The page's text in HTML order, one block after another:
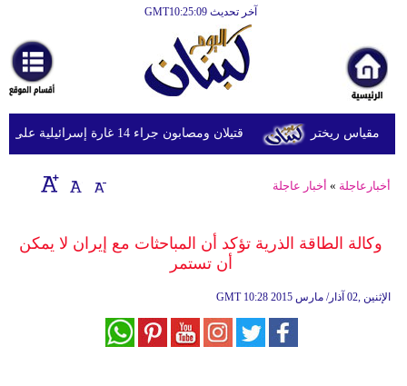
آخر تحديث GMT10:25:09
أخبارعاجلة
رياضة
ثقافة
إقتصاد
وموسيقى
قتيلان ومصابون جراء 14 غارة إسرائيلية على شرق وجنوب لبنان
أخبارعاجلة » أخبار عاجلة
وكالة الطاقة الذرية تؤكد أن المباحثات مع إيران لا يمكن
أن تستمر
GMT 10:28 2015 الإثنين ,02 آذار/ مارس